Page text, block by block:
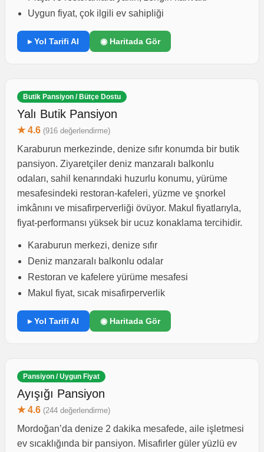
Uygun fiyat, çok ilgili ev sahipliği
▸ Yol Tarifi Al ◉ Haritada Gör
Butik Pansiyon / Bütçe Dostu
Yalı Butik Pansiyon
★ 4.6 (916 değerlendirme)
Karaburun merkezinde, denize sıfır konumda bir butik
pansiyon. Ziyaretçiler deniz manzaralı balkonlu
odaları, sahil kenarındaki huzurlu konumu, yürüme
mesafesindeki restoran-kafeleri, yüzme ve şnorkel
imkânını ve misafirperverliği övüyor. Makul fiyatlarıyla,
fiyat-performansı yüksek bir ucuz konaklama tercihidir.
Karaburun merkezi, denize sıfır
Deniz manzaralı balkonlu odalar
Restoran ve kafelere yürüme mesafesi
Makul fiyat, sıcak misafirperverlik
▸ Yol Tarifi Al ◉ Haritada Gör
Pansiyon / Uygun Fiyat
Ayışığı Pansiyon
★ 4.6 (244 değerlendirme)
Mordoğan’da denize 2 dakika mesafede, aile işletmesi
ev sıcaklığında bir pansiyon. Misafirler güler yüzlü ev